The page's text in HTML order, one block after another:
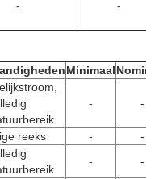
- -
Minimaal
- -
reeks -
-
- -